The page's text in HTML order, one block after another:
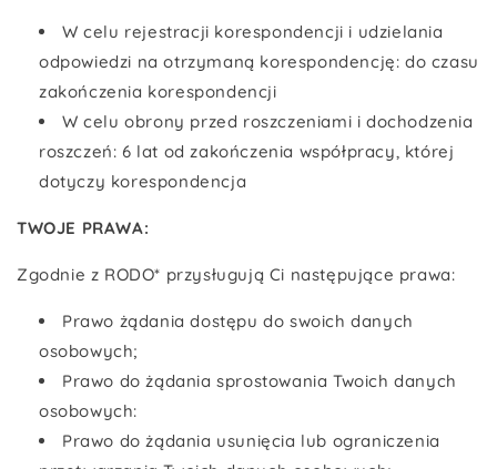
W celu rejestracji korespondencji i udzielania
odpowiedzi na otrzymaną korespondencję: do czasu
zakończenia korespondencji
W celu obrony przed roszczeniami i dochodzenia
roszczeń: 6 lat od zakończenia współpracy, której
dotyczy korespondencja
TWOJE PRAWA:
Zgodnie z RODO* przysługują Ci następujące prawa:
Prawo żądania dostępu do swoich danych
osobowych;
Prawo do żądania sprostowania Twoich danych
osobowych:
Prawo do żądania usunięcia lub ograniczenia